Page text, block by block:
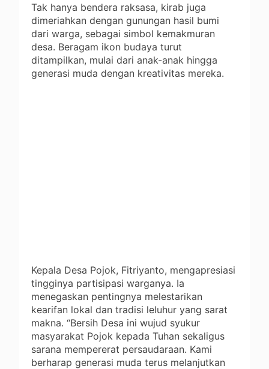
Tak hanya bendera raksasa, kirab juga
dimeriahkan dengan gunungan hasil bumi
dari warga, sebagai simbol kemakmuran
desa. Beragam ikon budaya turut
ditampilkan, mulai dari anak-anak hingga
generasi muda dengan kreativitas mereka.
Kepala Desa Pojok, Fitriyanto, mengapresiasi
tingginya partisipasi warganya. Ia
menegaskan pentingnya melestarikan
kearifan lokal dan tradisi leluhur yang sarat
makna. “Bersih Desa ini wujud syukur
masyarakat Pojok kepada Tuhan sekaligus
sarana mempererat persaudaraan. Kami
berharap generasi muda terus melanjutkan